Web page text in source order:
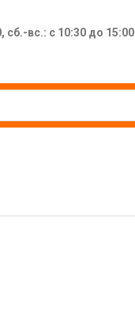
сб.-вс.: с 10:30 до 15:00